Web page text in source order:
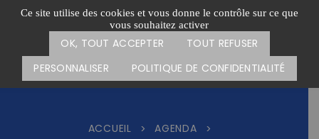
Ce site utilise des cookies et vous donne le contrôle sur ce que
vous souhaitez activer
OK, TOUT ACCEPTER
TOUT REFUSER
PERSONNALISER
POLITIQUE DE CONFIDENTIALITÉ
Passer
Menu
CARTE DES ACTIONS FAIRE UN DON
ACCUEIL > AGENDA
>